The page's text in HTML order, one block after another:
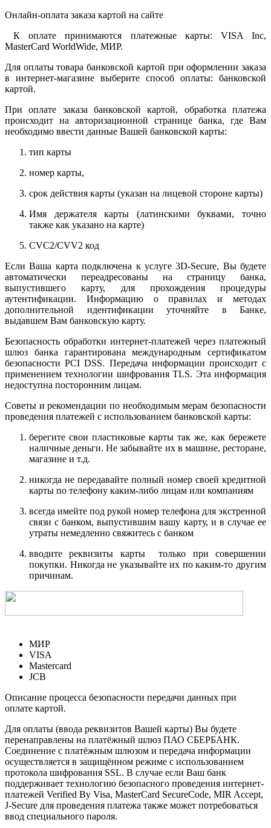
Онлайн-оплата заказа картой на сайте
К оплате принимаются платежные карты: VISA Inc,
MasterCard WorldWide, МИР.
Для оплаты товара банковской картой при оформлении заказа
в интернет-магазине выберите способ оплаты: банковской
картой.
При оплате заказа банковской картой, обработка платежа
происходит на авторизационной странице банка, где Вам
необходимо ввести данные Вашей банковской карты:
тип карты
номер карты,
срок действия карты (указан на лицевой стороне карты)
Имя держателя карты (латинскими буквами, точно
также как указано на карте)
CVC2/CVV2 код
Если Ваша карта подключена к услуге 3D-Secure, Вы будете
автоматически переадресованы на страницу банка,
выпустившего карту, для прохождения процедуры
аутентификации. Информацию о правилах и методах
дополнительной идентификации уточняйте в Банке,
выдавшем Вам банковскую карту.
Безопасность обработки интернет-платежей через платежный
шлюз банка гарантирована международным сертификатом
безопасности PCI DSS. Передача информации происходит с
применением технологии шифрования TLS. Эта информация
недоступна посторонним лицам.
Советы и рекомендации по необходимым мерам безопасности
проведения платежей с использованием банковской карты:
берегите свои пластиковые карты так же, как бережете
наличные деньги. Не забывайте их в машине, ресторане,
магазине и т.д.
никогда не передавайте полный номер своей кредитной
карты по телефону каким-либо лицам или компаниям
всегда имейте под рукой номер телефона для экстренной
связи с банком, выпустившим вашу карту, и в случае ее
утраты немедленно свяжитесь с банком
вводите реквизиты карты только при совершении
покупки. Никогда не указывайте их по каким-то другим
причинам.
МИР
VISA
Mastercard
JCB
Описание процесса безопасности передачи данных при
оплате картой.
Для оплаты (ввода реквизитов Вашей карты) Вы будете
перенаправлены на платёжный шлюз ПАО СБЕРБАНК.
Соединение с платёжным шлюзом и передача информации
осуществляется в защищённом режиме с использованием
протокола шифрования SSL. В случае если Ваш банк
поддерживает технологию безопасного проведения интернет-
платежей Verified By Visa, MasterCard SecureCode, MIR Accept,
J-Secure для проведения платежа также может потребоваться
ввод специального пароля.